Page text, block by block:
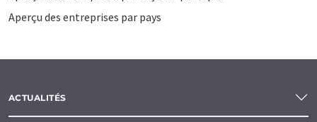
Aperçu des entreprises par pays
ACTUALITÉS